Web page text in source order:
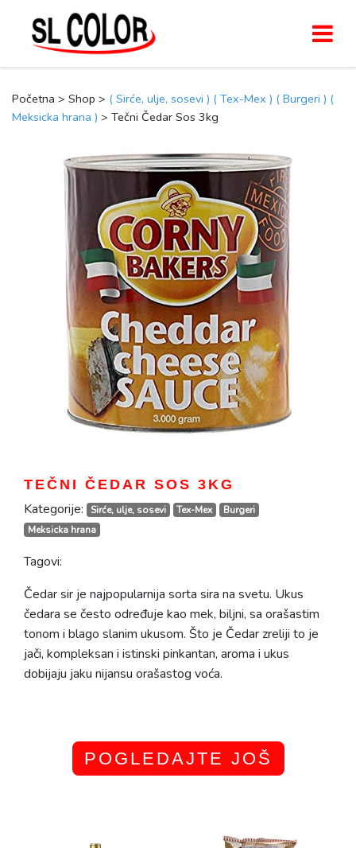
Početna > Shop > ( Sirće, ulje, sosevi ) ( Tex-Mex ) ( Burgeri ) (
Meksicka hrana ) > Tečni Čedar Sos 3kg
TEČNI ČEDAR SOS 3KG
Kategorije: Sirće, ulje, sosevi Tex-Mex
Burgeri
Meksicka hrana
Tagovi:
Čedar sir je najpopularnija sorta sira na svetu. Ukus
čedara se često određuje kao mek, biljni, sa orašastim
tonom i blago slanim ukusom. Što je Čedar zreliji to je
jači, kompleksan i istinski pinkantan, aroma i ukus
dobijaju jaku nijansu orašastog voća.
POGLEDAJTE JOŠ